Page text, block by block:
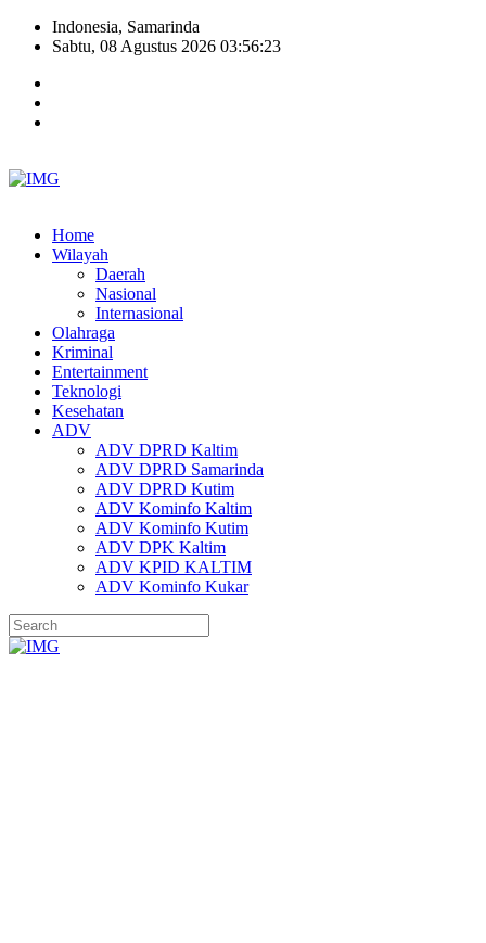
Indonesia, Samarinda
Sabtu, 08 Agustus 2026 03:56:23
Home
Wilayah
Daerah
Nasional
Internasional
Olahraga
Kriminal
Entertainment
Teknologi
Kesehatan
ADV
ADV DPRD Kaltim
ADV DPRD Samarinda
ADV DPRD Kutim
ADV Kominfo Kaltim
ADV Kominfo Kutim
ADV DPK Kaltim
ADV KPID KALTIM
ADV Kominfo Kukar